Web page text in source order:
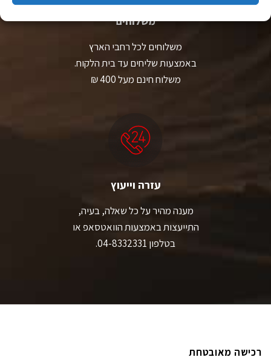
משלוחים
משלוחים לכל רחבי הארץ
באמצעות שליחים עד בית הלקוח.
משלוח חינם מעל 400 ₪
עזרה וייעוץ
מענה מהיר על כל שאלה, בעיה,
התייעצות באמצעות הוואטסאפ או
בטלפון 04-8332331.
רכישה מאובטחת